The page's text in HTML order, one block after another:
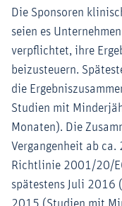
Die Sponsoren
seien es
verpflichtet, ihre
beizusteuern.
die
Studien mit
Monaten). Die
Vergangenheit ab
Richtlinie 2001/20/
spätestens Juli 2016